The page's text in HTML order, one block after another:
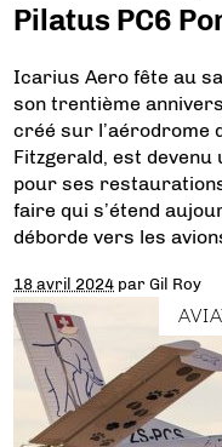
Pilatus PC6
Icarius Aero fête au
son trentième
créé sur l’aérodrome
Fitzgerald, est devenu
pour ses
faire qui s’étend
déborde vers les
18 avril 2024 parGil Roy